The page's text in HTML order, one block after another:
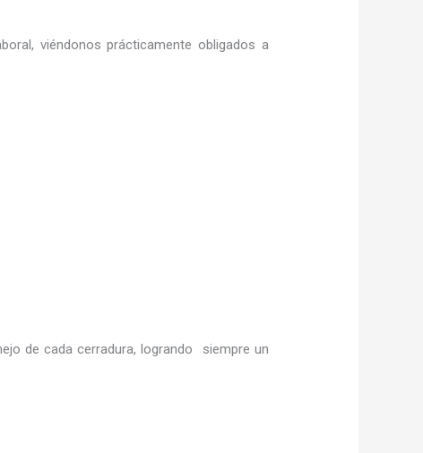
viéndonos prácticamente obligados a
de cada cerradura, logrando siempre un